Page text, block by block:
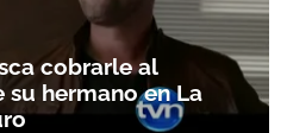
ACEPTAR
cobrarle al
su hermano en La